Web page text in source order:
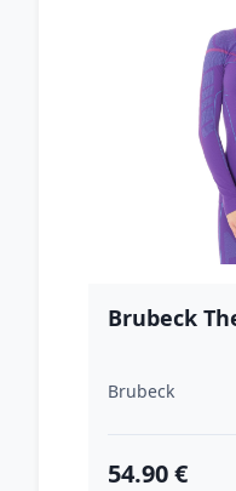
Brubeck
Brubeck
54.90 €